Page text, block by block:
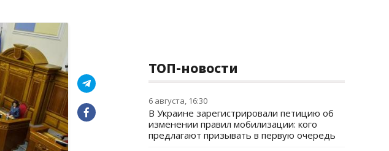
ТОП-новости
6 августа, 16:30
В Украине зарегистрировали петицию об
изменении правил мобилизации: кого
предлагают призывать в первую очередь